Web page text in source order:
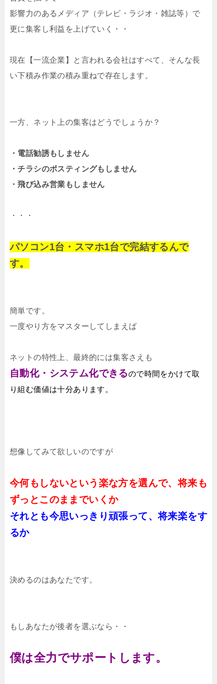
影響力のあるメディア（テレビ・ラジオ・雑誌等）で
更に集客し利益を上げていく・・
現在【一流企業】と言われる会社はすべて、そんな長
い下積み作業の積み重ねで存在します。
一方、ネット上の集客はどうでしょうか？
・電話勧誘もしません
・チラシのポスティングもしません
・飛び込み営業もしません
・・・
パソコン1台・スマホ1台で完結するんで
す。
簡単です。
一度やり方をマスターしてしまえば
ネットの特性上、最終的には集客さえも
自動化・システム化できるので時間をかけて取
り組む価値は十分あります。
想像してみて欲しいのですが
今何もしないという楽な方を選んで、将来も
ずっとこのままでいくか
それとも今思いっきり頑張って、将来楽をす
るか
決めるのはあなたです。
もしあなたが後者を選ぶなら・・
僕は全力でサポートします。